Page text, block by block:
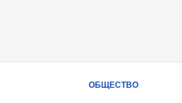
ОБЩЕСТВО